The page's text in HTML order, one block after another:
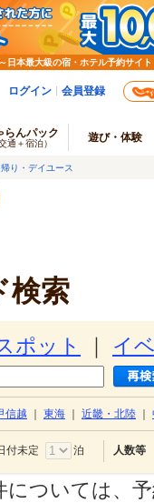
本最大級の宿・ホテル予約サイト
ログイン 会員登録
らんパック
交通＋宿泊） 遊び・体験
帰り・デイユース
検索
ポット イ
信越 東海 近畿・北陸
付未定 泊 人数等
ついては、